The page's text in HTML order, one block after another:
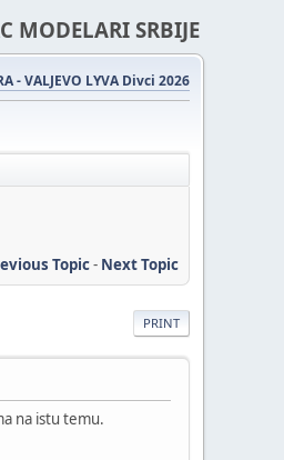
MODELARI SRBIJE
- VALJEVO LYVA Divci 2026
Topic- Next Topic
PRINT
na istu temu.